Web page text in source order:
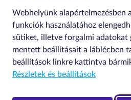
© 2020 NMHH Minden jog
fenntartva | Tárhelyszolgáltató:
NMHH
Impresszum
Webhelyünk alapértelmezésben
funkciók használatához
sütiket, illetve forgalmi adatokat
mentett beállításait a láblécben
beállítások linkre kattintva
Részletek és beállítások